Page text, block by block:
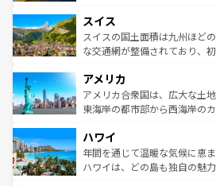
れる地方に足を運ぶとそれぞ
きるだろう。 なお、新
を参照してほしい。
は、お酒好きな人にはぜひ体験してほし
ドイツ情報はコンテンツ一覧
リアごとに異なる魅力がある
ティー、ビール好きにはたま
戦など、本場だからこそでき
ンツ一覧を参照してほしい。
スイス
スイスの国土面積は九州ほど
な交通網が整備されており、
の建物がそのまま残る町や、
博物館もあり、アルプス観光
ことができる。国民の所得が
ば市内交通費無料で観光を楽しむこ
着のスイス情報はコンテンツ
アメリカ
アメリカ合衆国は、広大な土
東海岸の都市部から西海岸の
のような巨大都市は、観光、
ンメントが詰まった刺激的な
西部には大自然が広がり、グ
ハワイ
年間を通じて温暖な気候に恵
ハワイは、どの島も独自の魅